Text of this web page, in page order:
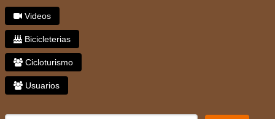
Videos
Bicicleterias
Cicloturismo
Usuarios